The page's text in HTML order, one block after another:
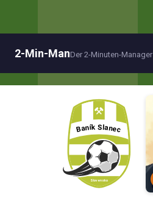
2-Min-ManDer 2-Minuten-Manager